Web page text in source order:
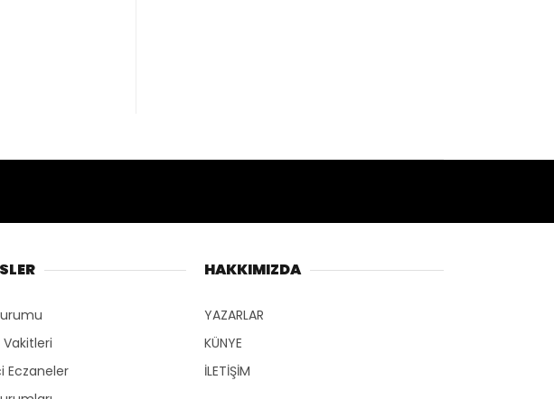
Eczaneler
HAKKIMIZDA
YAZARLAR
KÜNYE
İLETİŞİM